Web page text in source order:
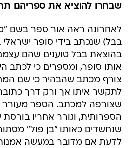
שבחרו להוציא את ספריהם
לאחרונה ראה אור ספר בשם
בבל) שנכתב בידי סופר
בהוצאת בבל טוענים שהם עצמם
אותו סופר, ומספרים כי לכתב
צורף מכתב שהבהיר כי שם
לתקשר איתו אך ורק דרך כתובת
שצורפה למכתב. הספר מעורר
הספרותית, וגורר אחריו
שנחשדים כאותו "בן פול"
לדעת אם מדובר במעשה